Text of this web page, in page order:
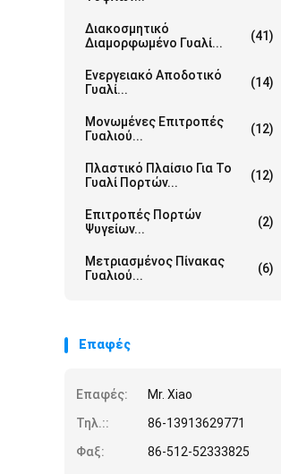
Διακοσμητικό
Διαμορφωμένο Γυαλί...
(41)
Ενεργειακό Αποδοτικό
Γυαλί...
(14)
Μονωμένες Επιτροπές
Γυαλιού...
(12)
Πλαστικό Πλαίσιο Για Το
Γυαλί Πορτών...
(12)
Επιτροπές Πορτών
Ψυγείων...
(2)
Μετριασμένος Πίνακας
Γυαλιού...
(6)
Επαφές
Επαφές:
Mr. Xiao
Τηλ.::
86-13913629771
Φαξ:
86-512-52333825